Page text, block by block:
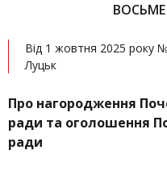
Від 1 жовтня 2025 року
Луцьк
Про нагородження
ради та оголошення
ради